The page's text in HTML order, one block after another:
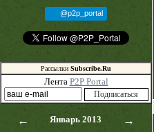
@p2p_portal
Рассылки Subscribe.Ru
Лента P2P Portal
← Январь 2013 →